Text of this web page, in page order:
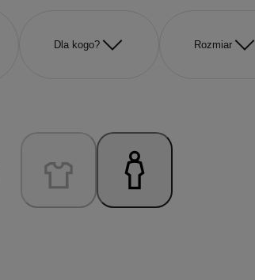
Dla kogo? Rozmiar